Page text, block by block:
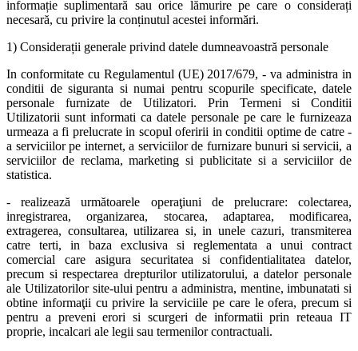
informație suplimentară sau orice lămurire pe care o considerați
necesară, cu privire la conținutul acestei informări.
1) Considerații generale privind datele dumneavoastră personale
In conformitate cu Regulamentul (UE) 2017/679, - va administra in
conditii de siguranta si numai pentru scopurile specificate, datele
personale furnizate de Utilizatori. Prin Termeni si Conditii
Utilizatorii sunt informati ca datele personale pe care le furnizeaza
urmeaza a fi prelucrate in scopul oferirii in conditii optime de catre -
a serviciilor pe internet, a serviciilor de furnizare bunuri si servicii, a
serviciilor de reclama, marketing si publicitate si a serviciilor de
statistica.
- realizează următoarele operaţiuni de prelucrare: colectarea,
inregistrarea, organizarea, stocarea, adaptarea, modificarea,
extragerea, consultarea, utilizarea si, in unele cazuri, transmiterea
catre terti, in baza exclusiva si reglementata a unui contract
comercial care asigura securitatea si confidentialitatea datelor,
precum si respectarea drepturilor utilizatorului, a datelor personale
ale Utilizatorilor site-ului pentru a administra, mentine, imbunatati si
obtine informaţii cu privire la serviciile pe care le ofera, precum si
pentru a preveni erori si scurgeri de informatii prin reteaua IT
proprie, incalcari ale legii sau termenilor contractuali.